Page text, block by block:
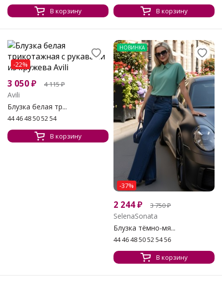
В корзину В корзину
-22%
3 050₽ 4 115₽
Avili
Блузка белая тр...
44 46 48 50 52 54
В корзину
НОВИНКА
-37%
2 244₽ 3 750₽
SelenaSonata
Блузка тёмно-мя...
44 46 48 50 52 54 56
В корзину